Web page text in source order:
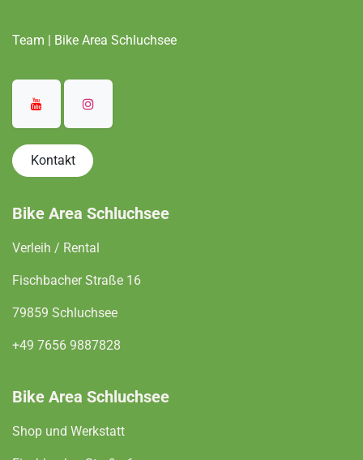
Team | Bike Area Schluchsee
Kontakt
Bike Area Schluchsee
Verleih / Rental
Fischbacher Straße 16
79859 Schluchsee
+49 7656 9887828
Bike Area Schluchsee
Shop und Werkstatt